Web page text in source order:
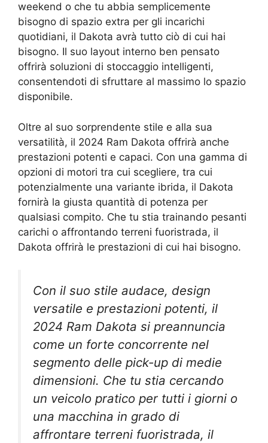
weekend o che tu abbia semplicemente
bisogno di spazio extra per gli incarichi
quotidiani, il Dakota avrà tutto ciò di cui hai
bisogno. Il suo layout interno ben pensato
offrirà soluzioni di stoccaggio intelligenti,
consentendoti di sfruttare al massimo lo spazio
disponibile.
Oltre al suo sorprendente stile e alla sua
versatilità, il 2024 Ram Dakota offrirà anche
prestazioni potenti e capaci. Con una gamma di
opzioni di motori tra cui scegliere, tra cui
potenzialmente una variante ibrida, il Dakota
fornirà la giusta quantità di potenza per
qualsiasi compito. Che tu stia trainando pesanti
carichi o affrontando terreni fuoristrada, il
Dakota offrirà le prestazioni di cui hai bisogno.
Con il suo stile audace, design
versatile e prestazioni potenti, il
2024 Ram Dakota si preannuncia
come un forte concorrente nel
segmento delle pick-up di medie
dimensioni. Che tu stia cercando
un veicolo pratico per tutti i giorni o
una macchina in grado di
affrontare terreni fuoristrada, il